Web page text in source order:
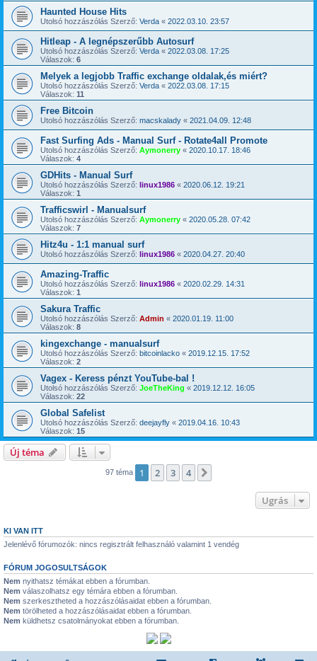
Haunted House Hits
Utolsó hozzászólás Szerző: Verda « 2022.03.10. 23:57
Hitleap - A legnépszerűbb Autosurf
Utolsó hozzászólás Szerző: Verda « 2022.03.08. 17:25
Válaszok: 6
Melyek a legjobb Traffic exchange oldalak,és miért?
Utolsó hozzászólás Szerző: Verda « 2022.03.08. 17:15
Válaszok: 11
Free Bitcoin
Utolsó hozzászólás Szerző: macskalady « 2021.04.09. 12:48
Fast Surfing Ads - Manual Surf - Rotate4all Promote
Utolsó hozzászólás Szerző: Aymonerry « 2020.10.17. 18:46
Válaszok: 4
GDHits - Manual Surf
Utolsó hozzászólás Szerző: linux1986 « 2020.06.12. 19:21
Válaszok: 1
Trafficswirl - Manualsurf
Utolsó hozzászólás Szerző: Aymonerry « 2020.05.28. 07:42
Válaszok: 7
Hitz4u - 1:1 manual surf
Utolsó hozzászólás Szerző: linux1986 « 2020.04.27. 20:40
Amazing-Traffic
Utolsó hozzászólás Szerző: linux1986 « 2020.02.29. 14:31
Válaszok: 1
Sakura Traffic
Utolsó hozzászólás Szerző: Admin « 2020.01.19. 11:00
Válaszok: 8
kingexchange - manualsurf
Utolsó hozzászólás Szerző: bitcoinlacko « 2019.12.15. 17:52
Válaszok: 2
Vagex - Keress pénzt YouTube-bal !
Utolsó hozzászólás Szerző: JoeTheKing « 2019.12.12. 16:05
Válaszok: 22
Global Safelist
Utolsó hozzászólás Szerző: deejayfly « 2019.04.16. 10:43
Válaszok: 15
Új téma
97 téma 1 2 3 4
Ugrás
KI VAN ITT
Jelenlévő fórumozók: nincs regisztrált felhasználó valamint 1 vendég
FÓRUM JOGOSULTSÁGOK
Nem nyithatsz témákat ebben a fórumban.
Nem válaszolhatsz egy témára ebben a fórumban.
Nem szerkesztheted a hozzászólásaidat ebben a fórumban.
Nem törölheted a hozzászólásaidat ebben a fórumban.
Nem küldhetsz csatolmányokat ebben a fórumban.